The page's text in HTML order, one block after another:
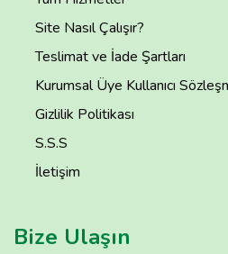
Site Nasıl Çalışır?
Teslimat ve İade Şartları
Kurumsal Üye Kullanıcı
Gizlilik Politikası
S.S.S
İletişim
Bize Ulaşın